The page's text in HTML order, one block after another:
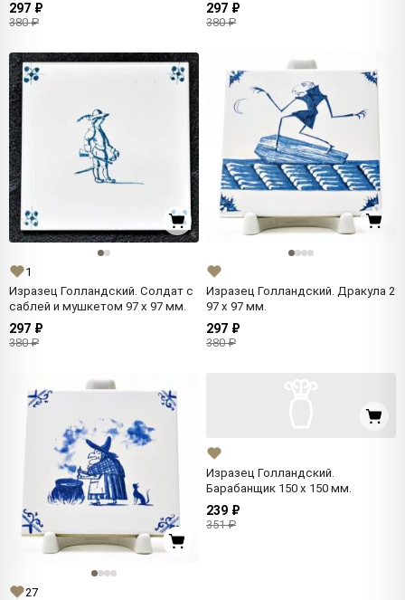
297 ₽
380 ₽
297 ₽
380 ₽
1
Изразец Голландский. Солдат с
саблей и мушкетом 97 x 97 мм.
297 ₽
380 ₽
Изразец Голландский. Дракула 2
97 x 97 мм.
297 ₽
380 ₽
27
Изразец Голландский.
Барабанщик 150 x 150 мм.
239 ₽
351 ₽